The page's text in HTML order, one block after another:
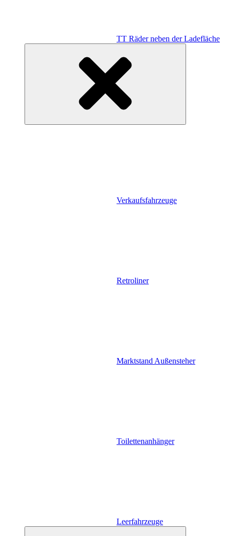
TT Räder neben der Ladefläche
Verkaufsfahrzeuge
Retroliner
Marktstand Außensteher
Toilettenanhänger
Leerfahrzeuge